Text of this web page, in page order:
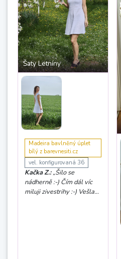
Šaty Letníny
Madeira bavlněný úplet
bílý z barevnesiti.cz
vel. konfigurovaná 36
Kačka Z.:„Šilo se
nádherně :-) Čím dál víc
miluji zivestrihy :-) Vešla